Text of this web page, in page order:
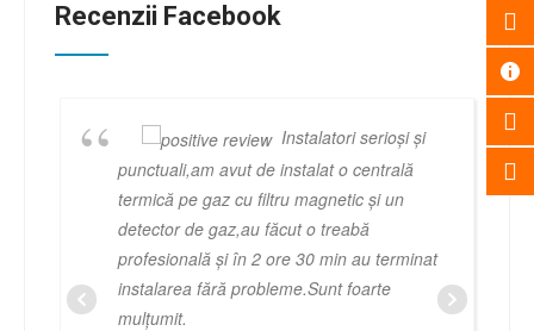
Recenzii Facebook
Instalatori serioși și
punctuali,am avut de instalat o centrală
termică pe gaz cu filtru magnetic și un
detector de gaz,au făcut o treabă
profesională și în 2 ore 30 min au terminat
instalarea fără probleme.Sunt foarte
mulțumit.